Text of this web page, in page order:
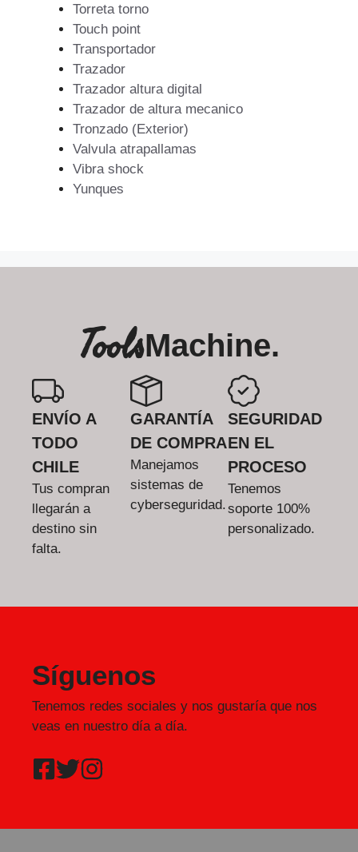
Torreta torno
Touch point
Transportador
Trazador
Trazador altura digital
Trazador de altura mecanico
Tronzado (Exterior)
Valvula atrapallamas
Vibra shock
Yunques
ToolsMachine.
ENVÍO A
TODO
CHILE
Tus compran
llegarán a
destino sin
falta.
GARANTÍA
DE COMPRA
Manejamos
sistemas de
cyberseguridad.
SEGURIDAD
EN EL
PROCESO
Tenemos
soporte 100%
personalizado.
Síguenos
Tenemos redes sociales y nos gustaría que nos
veas en nuestro día a día.